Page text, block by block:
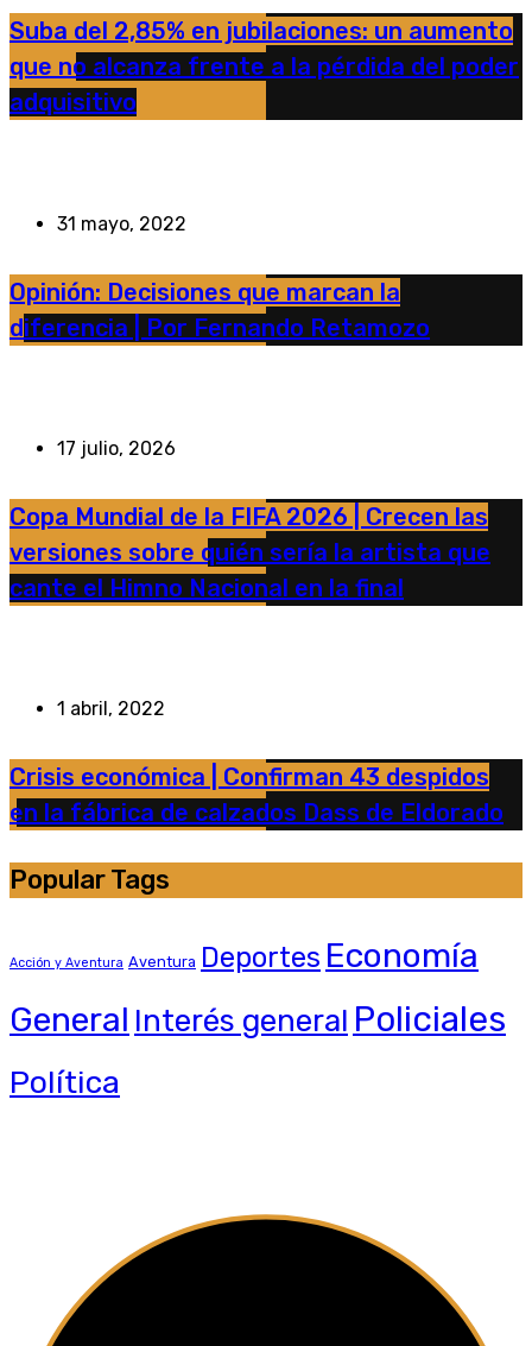
Suba del 2,85% en jubilaciones: un aumento
que no alcanza frente a la pérdida del poder
adquisitivo
31 mayo, 2022
Opinión: Decisiones que marcan la
diferencia | Por Fernando Retamozo
17 julio, 2026
Copa Mundial de la FIFA 2026 | Crecen las
versiones sobre quién sería la artista que
cante el Himno Nacional en la final
1 abril, 2022
Crisis económica | Confirman 43 despidos
en la fábrica de calzados Dass de Eldorado
Popular Tags
Acción y Aventura Aventura Deportes Economía
General Interés general Policiales
Política